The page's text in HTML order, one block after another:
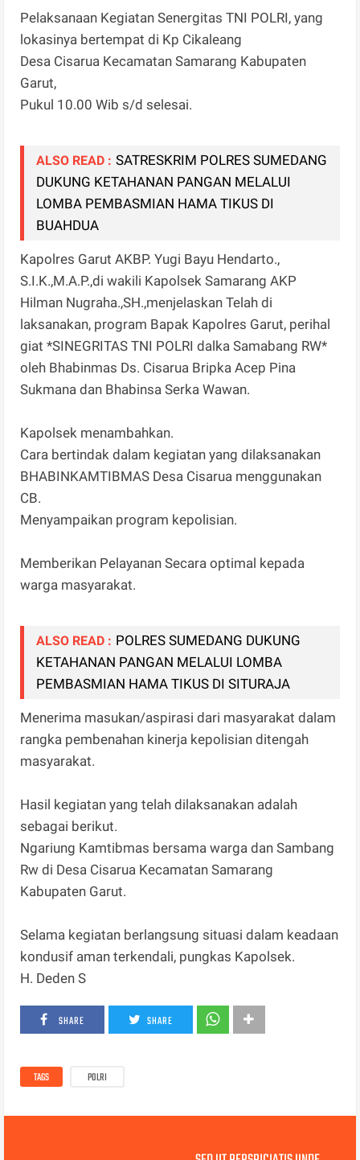
Pelaksanaan Kegiatan Senergitas TNI POLRI, yang
lokasinya bertempat di Kp Cikaleang
Desa Cisarua Kecamatan Samarang Kabupaten
Garut,
Pukul 10.00 Wib s/d selesai.
ALSO READ : SATRESKRIM POLRES SUMEDANG
DUKUNG KETAHANAN PANGAN MELALUI
LOMBA PEMBASMIAN HAMA TIKUS DI
BUAHDUA
Kapolres Garut AKBP. Yugi Bayu Hendarto.,
S.I.K.,M.A.P.,di wakili Kapolsek Samarang AKP
Hilman Nugraha.,SH.,menjelaskan Telah di
laksanakan, program Bapak Kapolres Garut, perihal
giat *SINEGRITAS TNI POLRI dalka Samabang RW*
oleh Bhabinmas Ds. Cisarua Bripka Acep Pina
Sukmana dan Bhabinsa Serka Wawan.
Kapolsek menambahkan.
Cara bertindak dalam kegiatan yang dilaksanakan
BHABINKAMTIBMAS Desa Cisarua menggunakan
CB.
Menyampaikan program kepolisian.
Memberikan Pelayanan Secara optimal kepada
warga masyarakat.
ALSO READ : POLRES SUMEDANG DUKUNG
KETAHANAN PANGAN MELALUI LOMBA
PEMBASMIAN HAMA TIKUS DI SITURAJA
Menerima masukan/aspirasi dari masyarakat dalam
rangka pembenahan kinerja kepolisian ditengah
masyarakat.
Hasil kegiatan yang telah dilaksanakan adalah
sebagai berikut.
Ngariung Kamtibmas bersama warga dan Sambang
Rw di Desa Cisarua Kecamatan Samarang
Kabupaten Garut.
Selama kegiatan berlangsung situasi dalam keadaan
kondusif aman terkendali, pungkas Kapolsek.
H. Deden S
SHARE SHARE
TAGS POLRI